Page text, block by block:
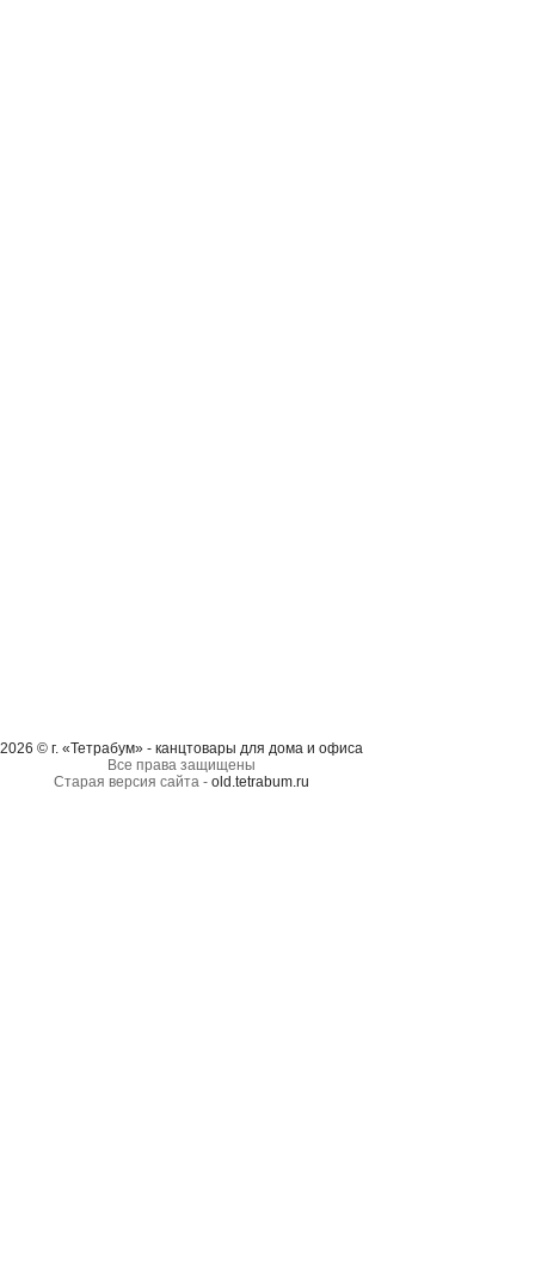
2026 © г. «Тетрабум» - канцтовары для дома и офиса
Все права защищены
Старая версия сайта - old.tetrabum.ru